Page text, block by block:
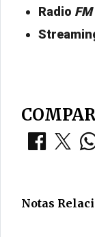
Radio
Notas